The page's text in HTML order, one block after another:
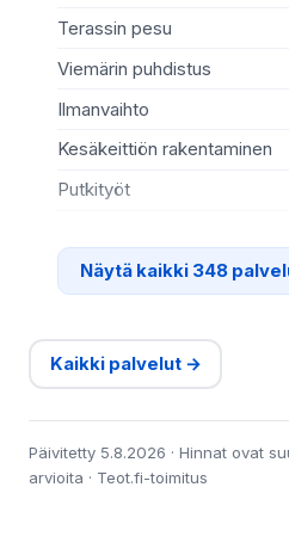
Terassin pesu
Viemärin puhdistus
Ilmanvaihto
Kesäkeittiön rakentaminen
Putkityöt
Näytä kaikki 348
Kaikki palvelut →
Päivitetty 5.8.2026 · Hinnat ovat
arvioita · Teot.fi-toimitus